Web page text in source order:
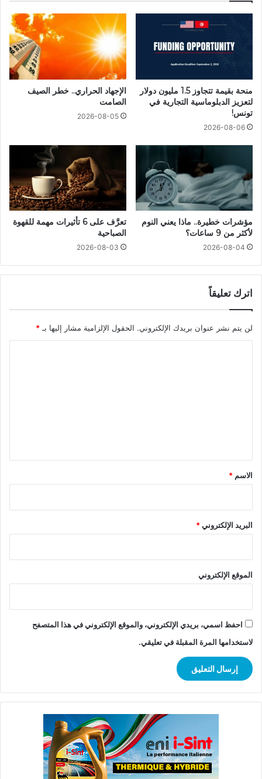
منحة بقيمة تتجاوز 1.5 مليون دولار
لتعزيز الدبلوماسية التجارية في
تونس!
2026-08-06
الإجهاد الحراري.. خطر الصيف
الصامت
2026-08-05
مؤشرات خطيرة.. ماذا يعني النوم
لأكثر من 9 ساعات؟
2026-08-04
تعرَّف على 6 تأثيرات مهمة للقهوة
الصباحية
2026-08-03
اترك تعليقاً
لن يتم نشر عنوان بريدك الإلكتروني. الحقول الإلزامية مشار إليها بـ*
*
الاسم *
البريد الإلكتروني*
الموقع الإلكتروني
احفظ اسمي، بريدي الإلكتروني، والموقع الإلكتروني في هذا المتصفح
لاستخدامها المرة المقبلة في تعليقي.